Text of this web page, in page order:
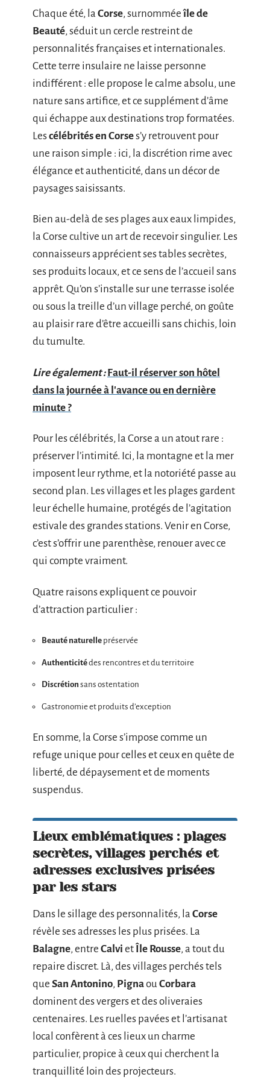
Chaque été, la Corse, surnomméeîle de
Beauté, séduit un cercle restreint de
personnalités françaises et internationales.
Cette terre insulaire ne laisse personne
indifférent : elle propose le calme absolu, une
nature sans artifice, et ce supplément d’âme
qui échappe aux destinations trop formatées.
Lescélébrités en Corses’y retrouvent pour
une raison simple : ici, la discrétion rime avec
élégance et authenticité, dans un décor de
paysages saisissants.
Bien au-delà de ses plages aux eaux limpides,
la Corse cultive un art de recevoir singulier. Les
connaisseurs apprécient ses tables secrètes,
ses produits locaux, et ce sens de l’accueil sans
apprêt. Qu’on s’installe sur une terrasse isolée
ou sous la treille d’un village perché, on goûte
au plaisir rare d’être accueilli sans chichis, loin
du tumulte.
Lire également : Faut-il réserver son hôtel
dans la journée à l'avance ou en dernière
minute ?
Pour les célébrités, la Corse a un atout rare :
préserver l’intimité. Ici, la montagne et la mer
imposent leur rythme, et la notoriété passe au
second plan. Les villages et les plages gardent
leur échelle humaine, protégés de l’agitation
estivale des grandes stations. Venir en Corse,
c’est s’offrir une parenthèse, renouer avec ce
qui compte vraiment.
Quatre raisons expliquent ce pouvoir
d’attraction particulier :
Beauté naturelle préservée
Authenticitédes rencontres et du territoire
Discrétion sans ostentation
Gastronomie et produits d’exception
En somme, la Corse s’impose comme un
refuge unique pour celles et ceux en quête de
liberté, de dépaysement et de moments
suspendus.
Lieux emblématiques : plages
secrètes, villages perchés et
adresses exclusives prisées
par les stars
Dans le sillage des personnalités, la Corse
révèle ses adresses les plus prisées. La
Balagne, entre Calvi et Île Rousse, a tout du
repaire discret. Là, des villages perchés tels
que San Antonino, PignaouCorbara
dominent des vergers et des oliveraies
centenaires. Les ruelles pavées et l’artisanat
local confèrent à ces lieux un charme
particulier, propice à ceux qui cherchent la
tranquillité loin des projecteurs.